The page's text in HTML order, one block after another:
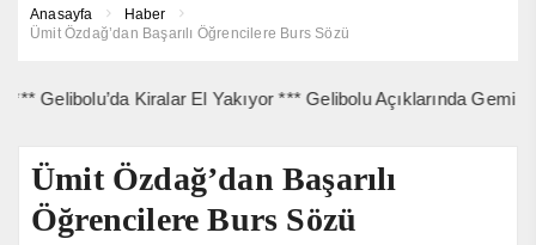
Anasayfa
Haber
Ümit Özdağ’dan Başarılı Öğrencilere Burs Sözü
Kiralar El Yakıyor *** Gelibolu Açıklarında Gemi
Ümit Özdağ’dan Başarılı
Öğrencilere Burs Sözü